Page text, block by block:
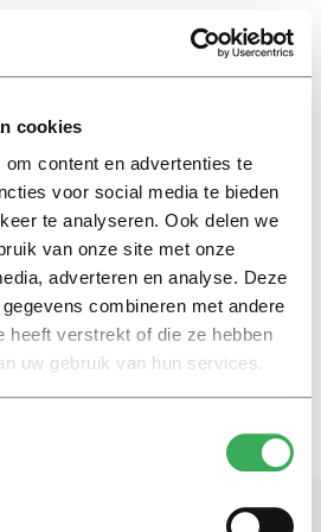
cookies
content en advertenties te
voor social media te bieden
te analyseren. Ook delen we
van onze site met onze
adverteren en analyse. Deze
combineren met andere
heeft verstrekt of die ze hebben
uw gebruik van hun services.
EN
Russia
18 maart 2015